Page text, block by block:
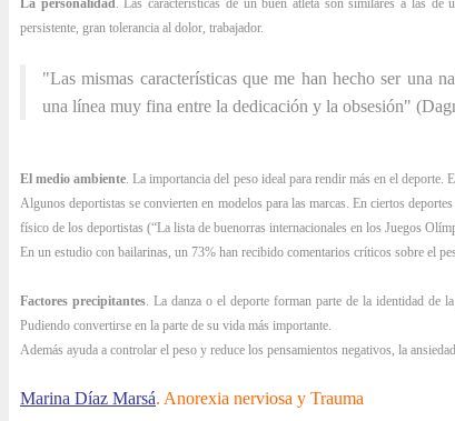
La personalidad. Las características de un buen atleta son similares a las de
persistente, gran tolerancia al dolor, trabajador.
"Las mismas características que me han hecho ser una
una línea muy fina entre la dedicación y la obsesión"
El medio ambiente. La importancia del peso ideal para rendir más en el deporte.
Algunos deportistas se convierten en modelos para las marcas. En ciertos
físico de los deportistas (“La lista de buenorras internacionales en los Juegos
En un estudio con bailarinas, un 73% han recibido comentarios críticos sobre el
Factores precipitantes. La danza o el deporte forman parte de la identidad de
Pudiendo convertirse en la parte de su vida más importante.
Además ayuda a controlar el peso y reduce los pensamientos negativos, la
Marina Díaz Marsá. Anorexia nerviosa y Trauma